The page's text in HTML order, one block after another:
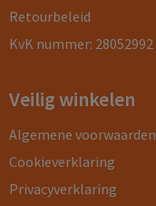
Retourbeleid
KvK nummer: 28052992
Veilig winkelen
Algemene voorwaarden
Cookieverklaring
Privacyverklaring